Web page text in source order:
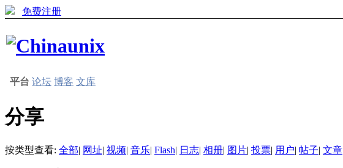
免费注册
平台 论坛 博客 文库
分享
按类型查看: 全部| 网址| 视频| 音乐| Flash| 日志| 相册| 图片| 投票| 用户| 帖子| 文章